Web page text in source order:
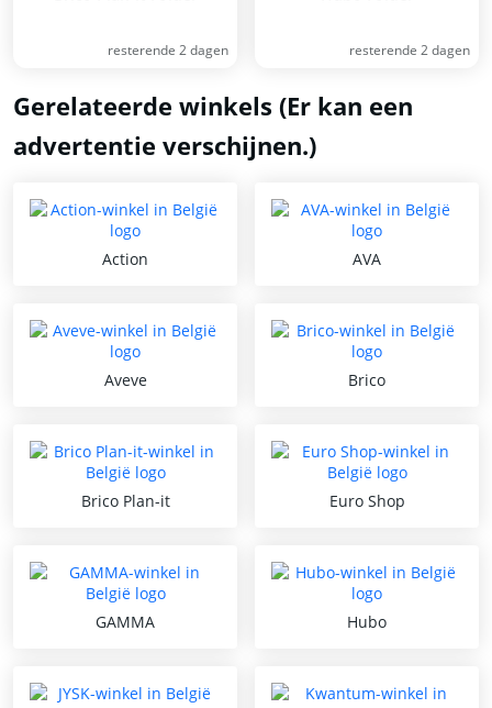
resterende 2 dagen resterende 2 dagen
Gerelateerde winkels (Er kan een
advertentie verschijnen.)
Action AVA
Aveve Brico
Brico Plan-it Euro Shop
GAMMA Hubo